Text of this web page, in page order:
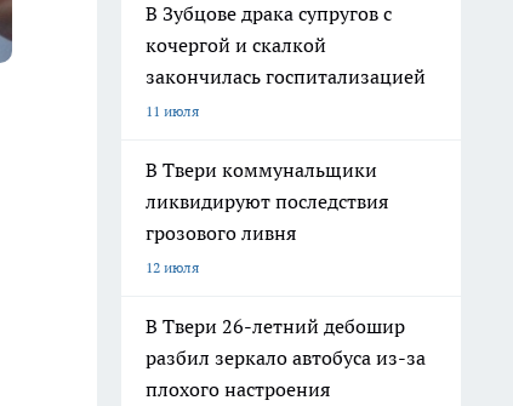
В Зубцове драка супругов с
кочергой и скалкой
закончилась госпитализацией
11 июля
В Твери коммунальщики
ликвидируют последствия
грозового ливня
12 июля
В Твери 26-летний дебошир
разбил зеркало автобуса из-за
плохого настроения